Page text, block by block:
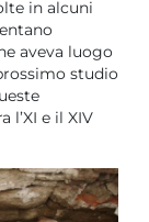
in alcuni
aveva luogo
studio
l’XI e il XIV